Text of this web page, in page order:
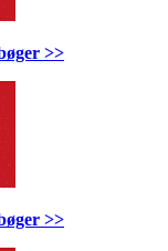
>>
>>